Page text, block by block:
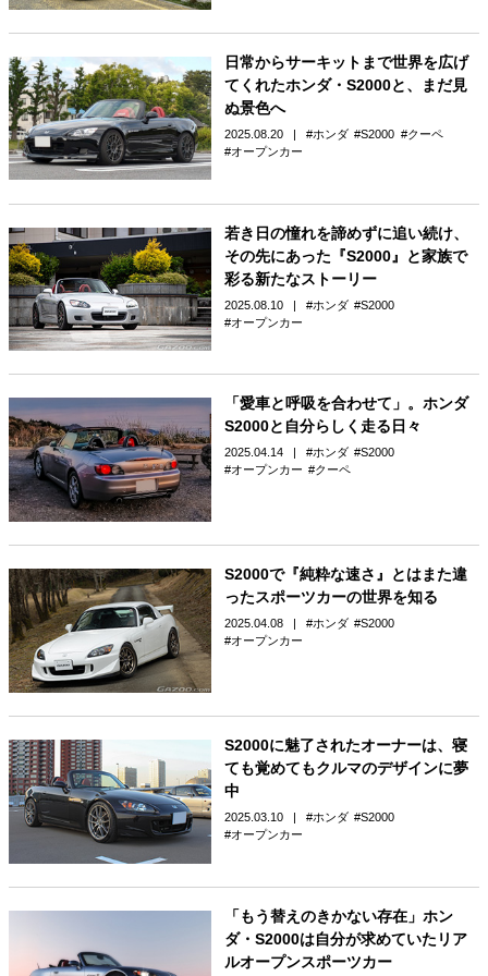
日常からサーキットまで世界を広げ
てくれたホンダ・S2000と、まだ見
ぬ景色へ
2025.08.20 ホンダ S2000
クーペ
オープンカー
若き日の憧れを諦めずに追い続け、
その先にあった『S2000』と家族で
彩る新たなストーリー
2025.08.10 ホンダ
S2000
オープンカー
「愛車と呼吸を合わせて」。ホンダ
S2000と自分らしく走る日々
2025.04.14 ホンダ
S2000
オープンカー
クーペ
S2000で『純粋な速さ』とはまた違
ったスポーツカーの世界を知る
2025.04.08 ホンダ
S2000
オープンカー
S2000に魅了されたオーナーは、寝
ても覚めてもクルマのデザインに夢
中
2025.03.10 ホンダ
S2000
オープンカー
「もう替えのきかない存在」ホン
ダ・S2000は自分が求めていたリア
ルオープンスポーツカー